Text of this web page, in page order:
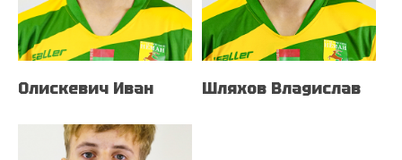
Олискевич Иван Шляхов Владислав